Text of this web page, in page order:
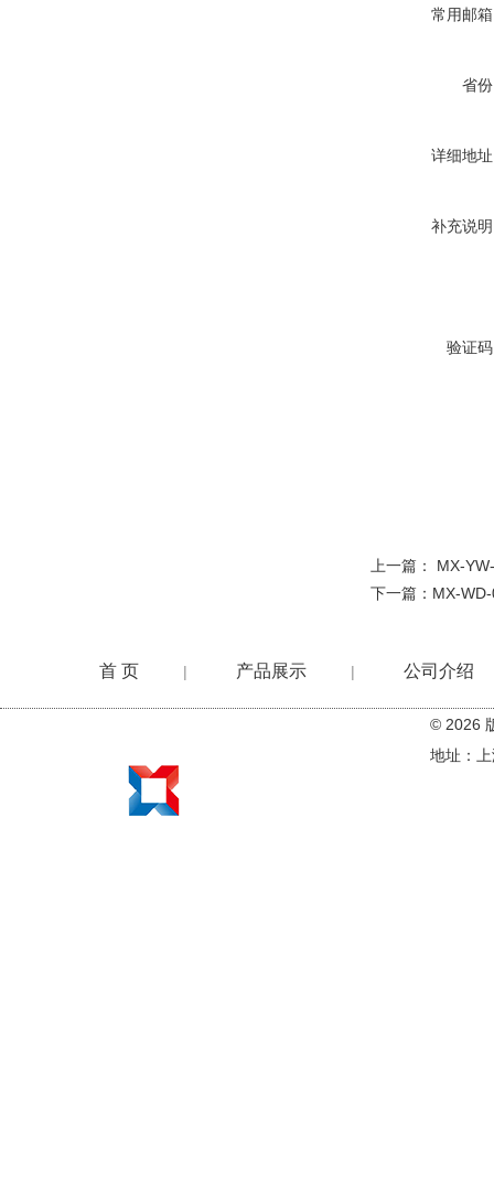
常用邮
省
详细地
补充说
验证
上一篇： MX-
下一篇： MX-
首 页 | 产品展示 | 公司介绍
在线留言
© 2026
地址：